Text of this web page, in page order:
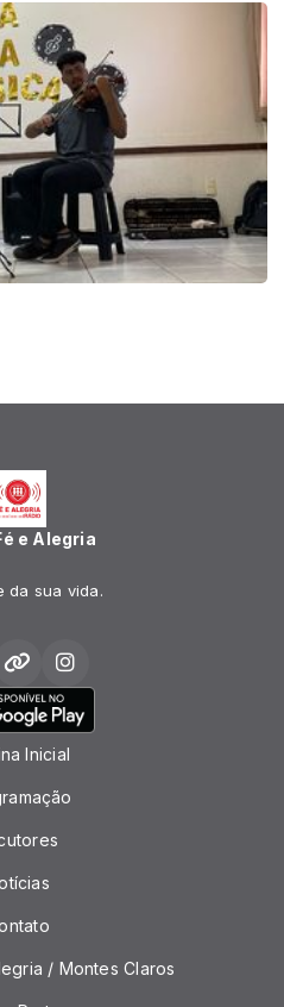
e Alegria
da sua vida.
Inicial
/ Montes Claros